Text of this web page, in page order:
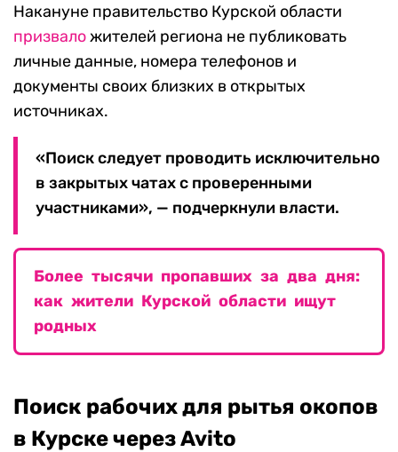
Накануне правительство Курской области
призваложителей региона не публиковать
личные данные, номера телефонов и
документы своих близких в открытых
источниках.
«Поиск следует проводить исключительно
в закрытых чатах с проверенными
участниками», — подчеркнули власти.
Более тысячи пропавших за два дня:
как жители Курской области ищут
родных
Поиск рабочих для рытья окопов
в Курске через Avito